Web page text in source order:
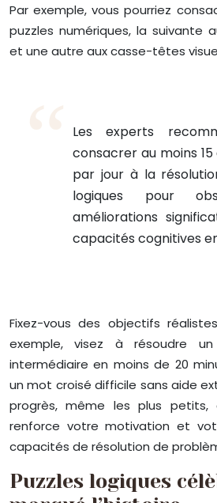
Par exemple, vous pourriez
puzzles numériques, la suivante
et une autre aux casse-têtes
Les experts
consacrer au moins
par jour à la
logiques pour
améliorations
capacités cognitives
Fixez-vous des objectifs
exemple, visez à résoudre
intermédiaire en moins de 20
un mot croisé difficile sans aide
progrès, même les plus petits,
renforce votre motivation et
capacités de résolution de
Puzzles logiques